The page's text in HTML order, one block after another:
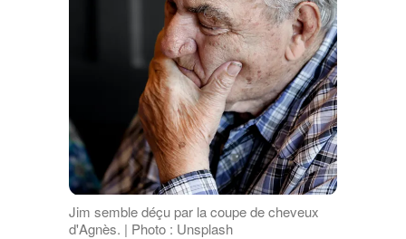
Jim semble déçu par la coupe de cheveux
d'Agnès. | Photo : Unsplash